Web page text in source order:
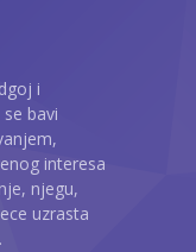
i
bavi
interesa
njegu,
uzrasta